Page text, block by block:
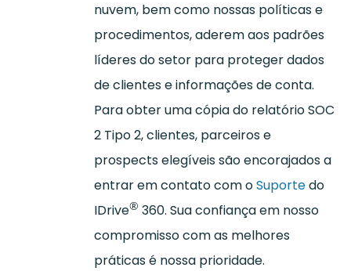
nuvem, bem como nossas políticas e
procedimentos, aderem aos padrões
líderes do setor para proteger dados
de clientes e informações de conta.
Para obter uma cópia do relatório SOC
2 Tipo 2, clientes, parceiros e
prospects elegíveis são encorajados a
entrar em contato com oSuportedo
IDrive® 360. Sua confiança em nosso
compromisso com as melhores
práticas é nossa prioridade.